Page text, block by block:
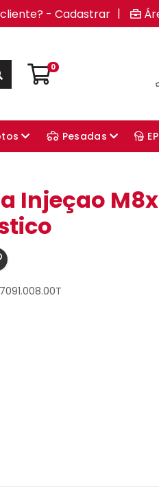
- Cadastrar |
0
Pesadas
Injeçao